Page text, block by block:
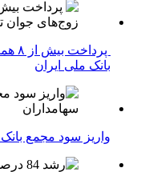
بانک ملی ایران
واریز سود مجمع